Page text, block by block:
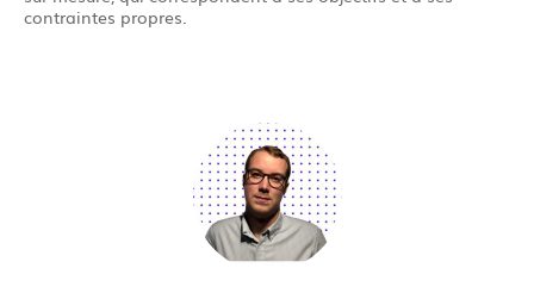
contraintes propres.